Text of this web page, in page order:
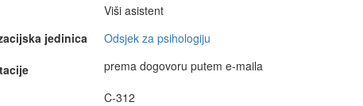
Viši asistent
jedinica
Odsjek za psihologiju
prema dogovoru putem e-maila
C-312